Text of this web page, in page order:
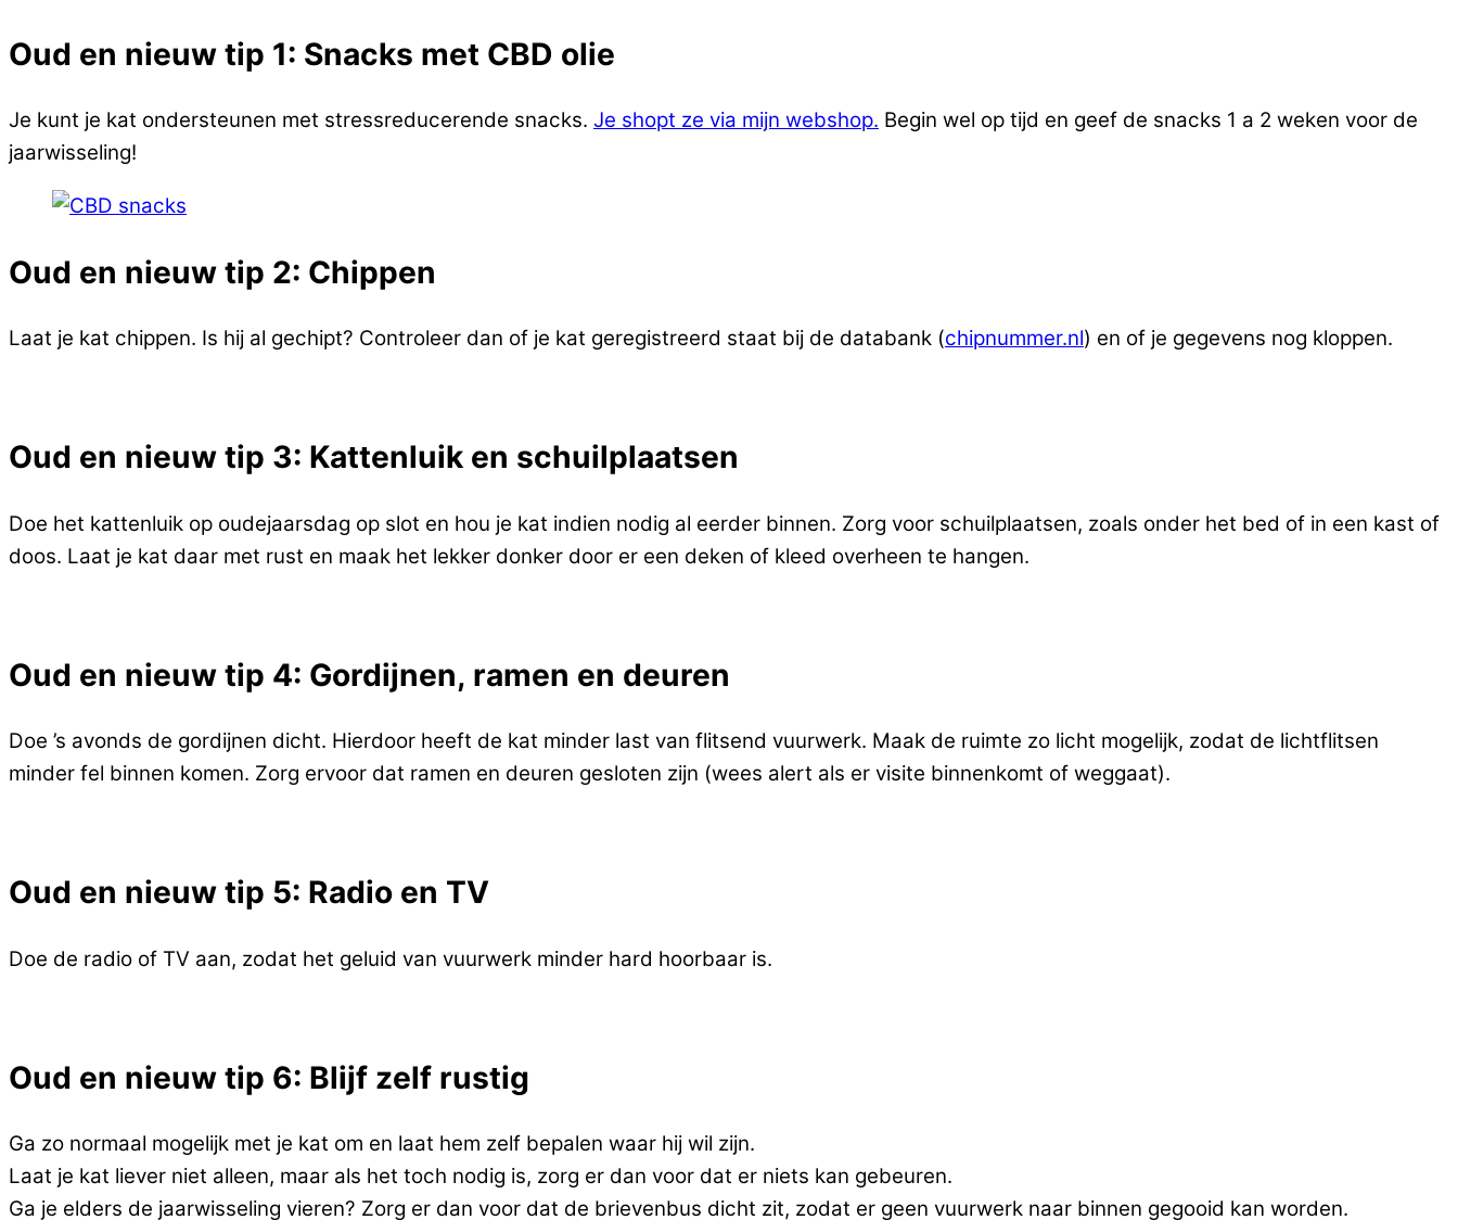
Oud en nieuw tip 1: Snacks met CBD olie
Je kunt je kat ondersteunen met stressreducerende snacks. Je shopt ze via mijn webshop. Begin wel op tijd en geef de snacks 1 a 2 weken voor de
jaarwisseling!
Oud en nieuw tip 2: Chippen
Laat je kat chippen. Is hij al gechipt? Controleer dan of je kat geregistreerd staat bij de databank (chipnummer.nl) en of je gegevens nog kloppen.
Oud en nieuw tip 3: Kattenluik en schuilplaatsen
Doe het kattenluik op oudejaarsdag op slot en hou je kat indien nodig al eerder binnen. Zorg voor schuilplaatsen, zoals onder het bed of in een kast of
doos. Laat je kat daar met rust en maak het lekker donker door er een deken of kleed overheen te hangen.
Oud en nieuw tip 4: Gordijnen, ramen en deuren
Doe ’s avonds de gordijnen dicht. Hierdoor heeft de kat minder last van flitsend vuurwerk. Maak de ruimte zo licht mogelijk, zodat de lichtflitsen
minder fel binnen komen. Zorg ervoor dat ramen en deuren gesloten zijn (wees alert als er visite binnenkomt of weggaat).
Oud en nieuw tip 5: Radio en TV
Doe de radio of TV aan, zodat het geluid van vuurwerk minder hard hoorbaar is.
Oud en nieuw tip 6: Blijf zelf rustig
Ga zo normaal mogelijk met je kat om en laat hem zelf bepalen waar hij wil zijn.
Laat je kat liever niet alleen, maar als het toch nodig is, zorg er dan voor dat er niets kan gebeuren.
Ga je elders de jaarwisseling vieren? Zorg er dan voor dat de brievenbus dicht zit, zodat er geen vuurwerk naar binnen gegooid kan worden.